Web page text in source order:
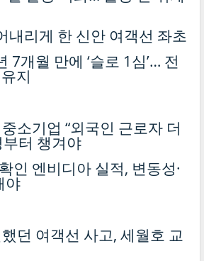
내리게 한 신안 여객선 좌초
7개월 만에 ‘슬로 1심’… 전
지
중소기업 “외국인 근로자 더
터 챙겨야
인 엔비디아 실적, 변동성·
야
던 여객선 사고, 세월호 교